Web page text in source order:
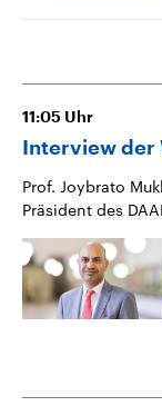
11:05 Uhr
Interview der
Prof. Joybrato
Präsident des